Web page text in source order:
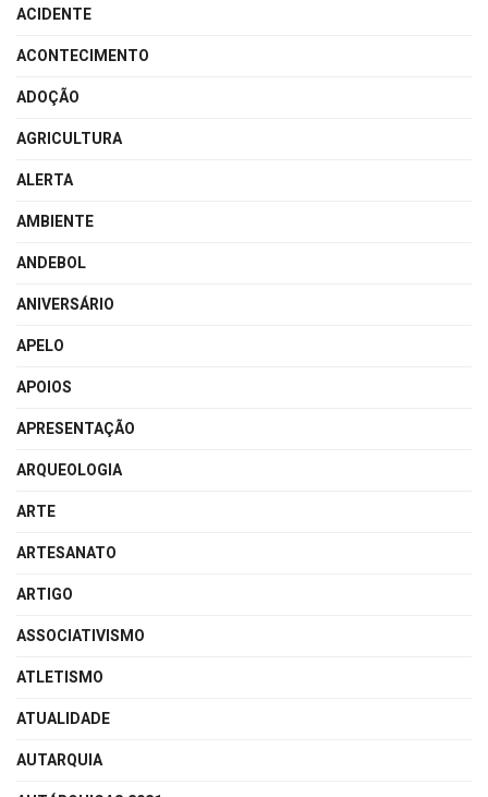
ACIDENTE
ACONTECIMENTO
ADOÇÃO
AGRICULTURA
ALERTA
AMBIENTE
ANDEBOL
ANIVERSÁRIO
APELO
APOIOS
APRESENTAÇÃO
ARQUEOLOGIA
ARTE
ARTESANATO
ARTIGO
ASSOCIATIVISMO
ATLETISMO
ATUALIDADE
AUTARQUIA